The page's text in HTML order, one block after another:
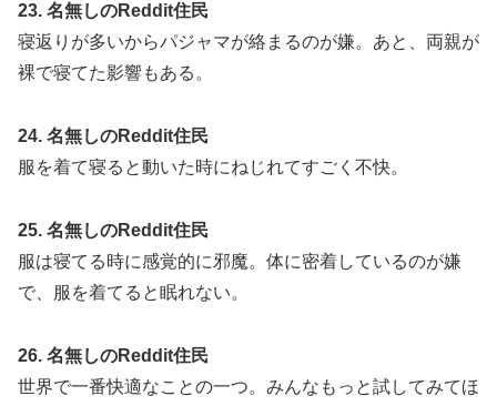
23. 名無しのReddit住民
寝返りが多いからパジャマが絡まるのが嫌。あと、両親が
裸で寝てた影響もある。
24. 名無しのReddit住民
服を着て寝ると動いた時にねじれてすごく不快。
25. 名無しのReddit住民
服は寝てる時に感覚的に邪魔。体に密着しているのが嫌
で、服を着てると眠れない。
26. 名無しのReddit住民
世界で一番快適なことの一つ。みんなもっと試してみてほ